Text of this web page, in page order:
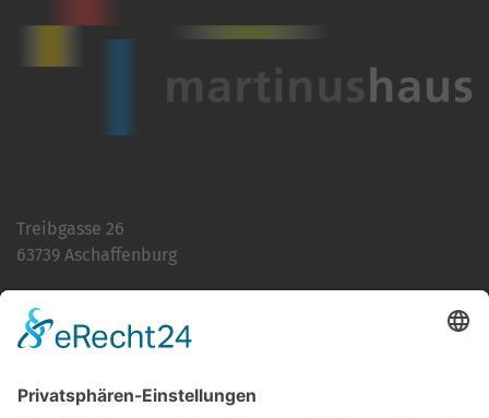
Treibgasse 26
63739 Aschaffenburg
E-Mailinfo@martinushaus.de